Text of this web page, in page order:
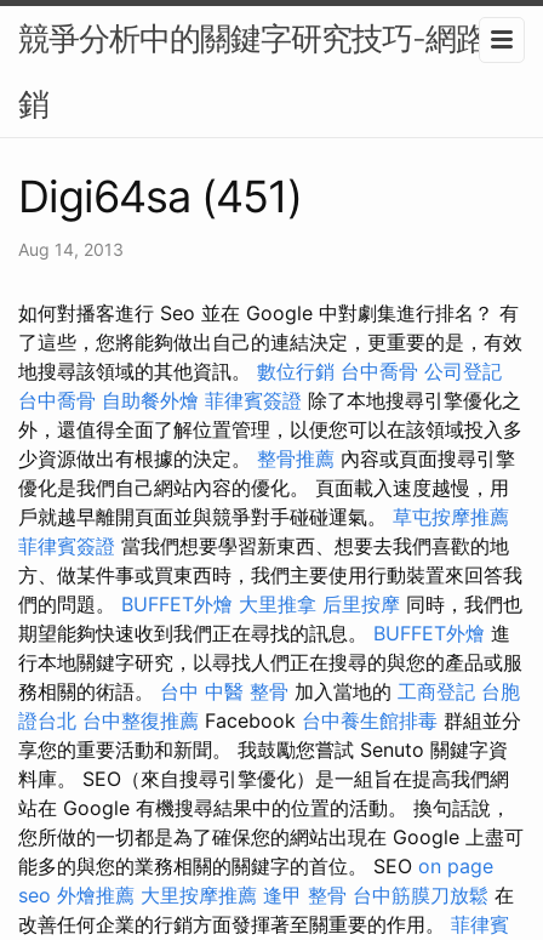
競爭分析中的關鍵字研究技巧-網路行
銷
Digi64sa (451)
Aug 14, 2013
如何對播客進行 Seo 並在 Google 中對劇集進行排名？ 有
了這些，您將能夠做出自己的連結決定，更重要的是，有效
地搜尋該領域的其他資訊。 數位行銷 台中喬骨 公司登記
台中喬骨 自助餐外燴 菲律賓簽證 除了本地搜尋引擎優化之
外，還值得全面了解位置管理，以便您可以在該領域投入多
少資源做出有根據的決定。 整骨推薦 內容或頁面搜尋引擎
優化是我們自己網站內容的優化。 頁面載入速度越慢，用
戶就越早離開頁面並與競爭對手碰碰運氣。 草屯按摩推薦
菲律賓簽證 當我們想要學習新東西、想要去我們喜歡的地
方、做某件事或買東西時，我們主要使用行動裝置來回答我
們的問題。 BUFFET外燴 大里推拿 后里按摩 同時，我們也
期望能夠快速收到我們正在尋找的訊息。 BUFFET外燴 進
行本地關鍵字研究，以尋找人們正在搜尋的與您的產品或服
務相關的術語。 台中 中醫 整骨 加入當地的 工商登記 台胞
證台北 台中整復推薦 Facebook 台中養生館排毒 群組並分
享您的重要活動和新聞。 我鼓勵您嘗試 Senuto 關鍵字資
料庫。 SEO（來自搜尋引擎優化）是一組旨在提高我們網
站在 Google 有機搜尋結果中的位置的活動。 換句話說，
您所做的一切都是為了確保您的網站出現在 Google 上盡可
能多的與您的業務相關的關鍵字的首位。 SEO on page
seo 外燴推薦 大里按摩推薦 逢甲 整骨 台中筋膜刀放鬆 在
改善任何企業的行銷方面發揮著至關重要的作用。 菲律賓